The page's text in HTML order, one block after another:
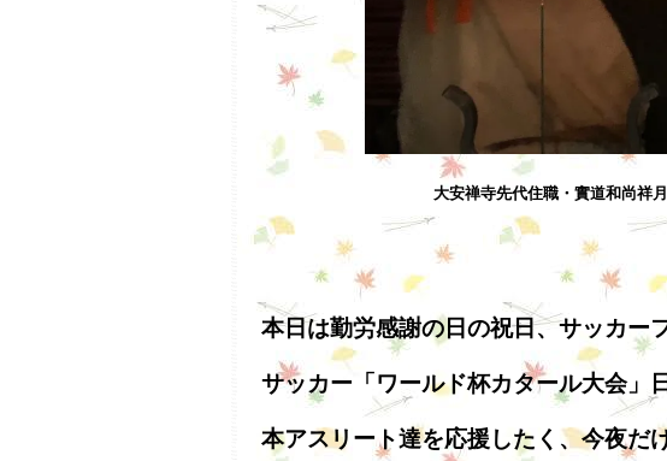
大安禅寺先代住職・實道和尚祥
本日は勤労感謝の日の祝日、サッカー
サッカー「ワールド杯カタール大会」
本アスリート達を応援したく、今夜だ